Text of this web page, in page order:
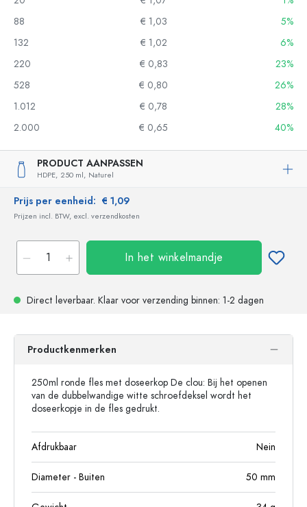
88
€ 1,03
5%
132
€ 1,02
6%
220
€ 0,83
23%
528
€ 0,80
26%
1.012
€ 0,78
28%
2.000
€ 0,65 40%
PRODUCT AANPASSEN
HDPE, 250 ml, Naturel
Prijs per eenheid: € 1,09
Prijzen incl. BTW, excl. verzendkosten
In het winkelmandje
Direct leverbaar. Klaar voor verzending binnen: 1-2 dagen
Productkenmerken
250ml ronde fles met doseerkop De clou: Bij het openen
van de dubbelwandige witte schroefdeksel wordt het
doseerkopje in de fles gedrukt.
Afdrukbaar Nein
Diameter - Buiten 50 mm